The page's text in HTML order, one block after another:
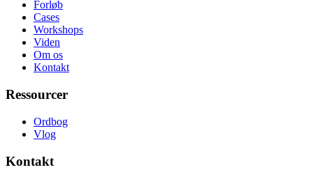
Forløb
Cases
Workshops
Viden
Om os
Kontakt
Ressourcer
Ordbog
Vlog
Kontakt